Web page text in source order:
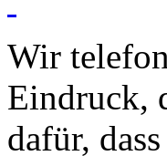
Wir
Eindruck,
dafür,